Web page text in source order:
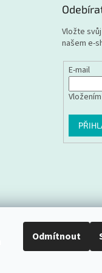
Odmítnout
Vložte
našem e-
E-mail